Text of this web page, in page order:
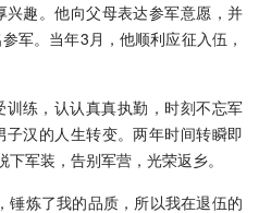
趣。他向父母表达参军意愿，并
军。当年3月，他顺利应征入伍，
练，认认真真执勤，时刻不忘军
汉的人生转变。两年时间转瞬即
军装，告别军营，光荣返乡。
锤炼了我的品质，所以我在退伍的